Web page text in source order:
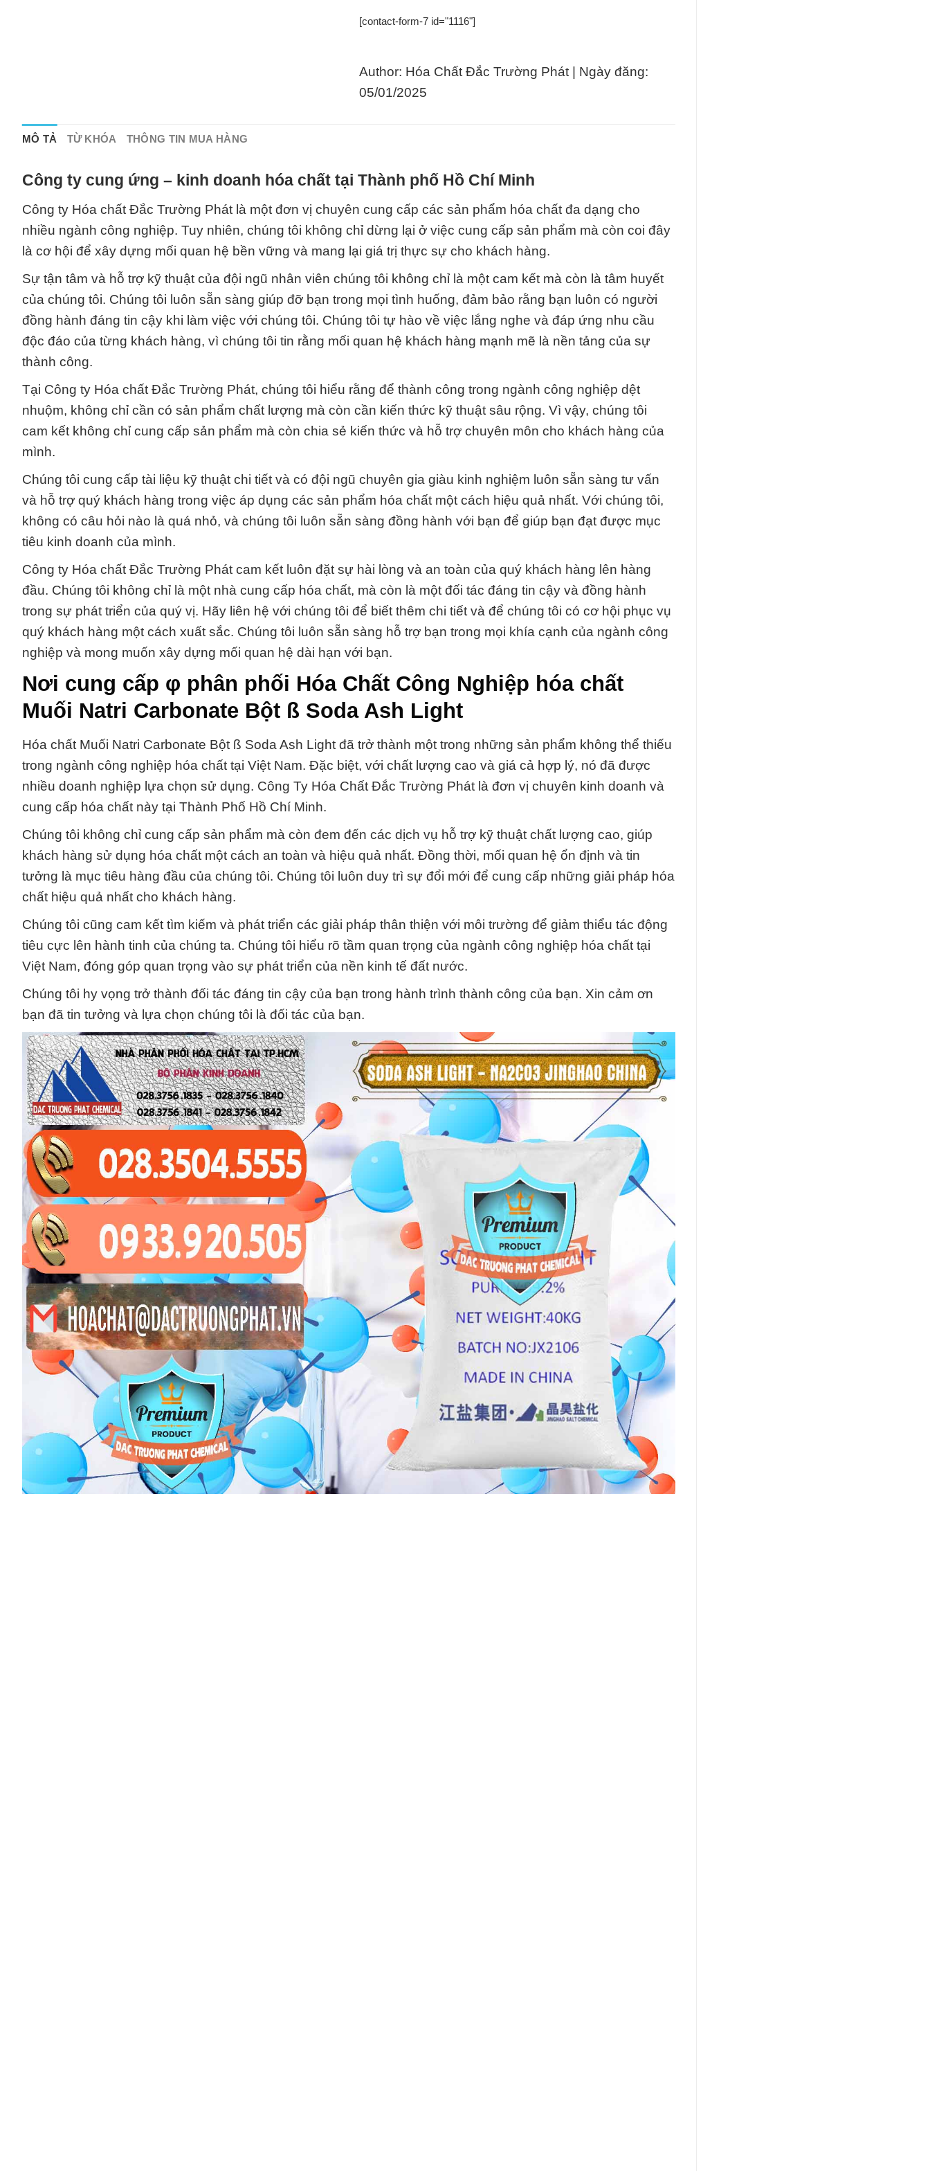
[contact-form-7 id="1116"]
Author: Hóa Chất Đắc Trường Phát | Ngày đăng:
05/01/2025
MÔ TẢ TỪ KHÓA THÔNG TIN MUA HÀNG
Công ty cung ứng – kinh doanh hóa chất tại Thành phố Hồ Chí Minh
Công ty Hóa chất Đắc Trường Phát là một đơn vị chuyên cung cấp các sản phẩm hóa chất đa dạng cho
nhiều ngành công nghiệp. Tuy nhiên, chúng tôi không chỉ dừng lại ở việc cung cấp sản phẩm mà còn coi đây
là cơ hội để xây dựng mối quan hệ bền vững và mang lại giá trị thực sự cho khách hàng.
Sự tận tâm và hỗ trợ kỹ thuật của đội ngũ nhân viên chúng tôi không chỉ là một cam kết mà còn là tâm huyết
của chúng tôi. Chúng tôi luôn sẵn sàng giúp đỡ bạn trong mọi tình huống, đảm bảo rằng bạn luôn có người
đồng hành đáng tin cậy khi làm việc với chúng tôi. Chúng tôi tự hào về việc lắng nghe và đáp ứng nhu cầu
độc đáo của từng khách hàng, vì chúng tôi tin rằng mối quan hệ khách hàng mạnh mẽ là nền tảng của sự
thành công.
Tại Công ty Hóa chất Đắc Trường Phát, chúng tôi hiểu rằng để thành công trong ngành công nghiệp dệt
nhuộm, không chỉ cần có sản phẩm chất lượng mà còn cần kiến thức kỹ thuật sâu rộng. Vì vậy, chúng tôi
cam kết không chỉ cung cấp sản phẩm mà còn chia sẻ kiến thức và hỗ trợ chuyên môn cho khách hàng của
mình.
Chúng tôi cung cấp tài liệu kỹ thuật chi tiết và có đội ngũ chuyên gia giàu kinh nghiệm luôn sẵn sàng tư vấn
và hỗ trợ quý khách hàng trong việc áp dụng các sản phẩm hóa chất một cách hiệu quả nhất. Với chúng tôi,
không có câu hỏi nào là quá nhỏ, và chúng tôi luôn sẵn sàng đồng hành với bạn để giúp bạn đạt được mục
tiêu kinh doanh của mình.
Công ty Hóa chất Đắc Trường Phát cam kết luôn đặt sự hài lòng và an toàn của quý khách hàng lên hàng
đầu. Chúng tôi không chỉ là một nhà cung cấp hóa chất, mà còn là một đối tác đáng tin cậy và đồng hành
trong sự phát triển của quý vị. Hãy liên hệ với chúng tôi để biết thêm chi tiết và để chúng tôi có cơ hội phục vụ
quý khách hàng một cách xuất sắc. Chúng tôi luôn sẵn sàng hỗ trợ bạn trong mọi khía cạnh của ngành công
nghiệp và mong muốn xây dựng mối quan hệ dài hạn với bạn.
Nơi cung cấp φ phân phối Hóa Chất Công Nghiệp hóa chất
Muối Natri Carbonate Bột ß Soda Ash Light
Hóa chất Muối Natri Carbonate Bột ß Soda Ash Light đã trở thành một trong những sản phẩm không thể thiếu
trong ngành công nghiệp hóa chất tại Việt Nam. Đặc biệt, với chất lượng cao và giá cả hợp lý, nó đã được
nhiều doanh nghiệp lựa chọn sử dụng. Công Ty Hóa Chất Đắc Trường Phát là đơn vị chuyên kinh doanh và
cung cấp hóa chất này tại Thành Phố Hồ Chí Minh.
Chúng tôi không chỉ cung cấp sản phẩm mà còn đem đến các dịch vụ hỗ trợ kỹ thuật chất lượng cao, giúp
khách hàng sử dụng hóa chất một cách an toàn và hiệu quả nhất. Đồng thời, mối quan hệ ổn định và tin
tưởng là mục tiêu hàng đầu của chúng tôi. Chúng tôi luôn duy trì sự đổi mới để cung cấp những giải pháp hóa
chất hiệu quả nhất cho khách hàng.
Chúng tôi cũng cam kết tìm kiếm và phát triển các giải pháp thân thiện với môi trường để giảm thiểu tác động
tiêu cực lên hành tinh của chúng ta. Chúng tôi hiểu rõ tầm quan trọng của ngành công nghiệp hóa chất tại
Việt Nam, đóng góp quan trọng vào sự phát triển của nền kinh tế đất nước.
Chúng tôi hy vọng trở thành đối tác đáng tin cậy của bạn trong hành trình thành công của bạn. Xin cảm ơn
bạn đã tin tưởng và lựa chọn chúng tôi là đối tác của bạn.